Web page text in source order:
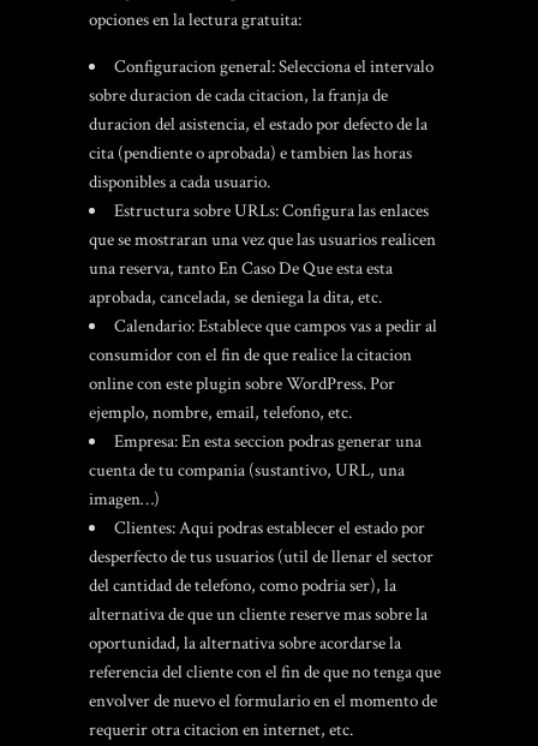
opciones en la lectura gratuita:
Configuracion general: Selecciona el intervalo
sobre duracion de cada citacion, la franja de
duracion del asistencia, el estado por defecto de la
cita (pendiente o aprobada) e tambien las horas
disponibles a cada usuario.
Estructura sobre URLs: Configura las enlaces
que se mostraran una vez que las usuarios realicen
una reserva, tanto En Caso De Que esta esta
aprobada, cancelada, se deniega la dita, etc.
Calendario: Establece que campos vas a pedir al
consumidor con el fin de que realice la citacion
online con este plugin sobre WordPress. Por
ejemplo, nombre, email, telefono, etc.
Empresa: En esta seccion podras generar una
cuenta de tu compania (sustantivo, URL, una
imagen…)
Clientes: Aqui podras establecer el estado por
desperfecto de tus usuarios (util de llenar el sector
del cantidad de telefono, como podri­a ser), la
alternativa de que un cliente reserve mas sobre la
oportunidad, la alternativa sobre acordarse la
referencia del cliente con el fin de que no tenga que
envolver de nuevo el formulario en el momento de
requerir otra citacion en internet, etc.